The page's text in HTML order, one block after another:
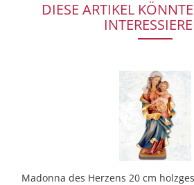
DIESE ARTIKEL
Madonna des Herzens 20 cm